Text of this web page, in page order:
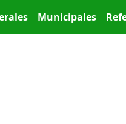
Municipales